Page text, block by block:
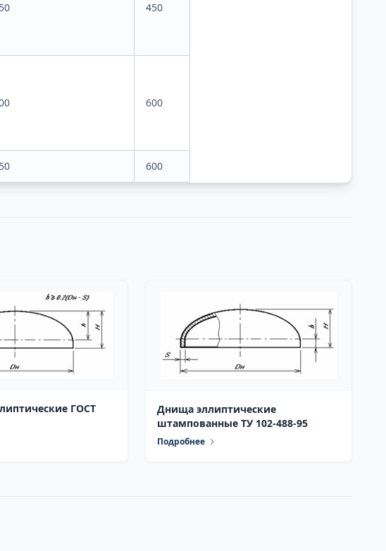
450
600
600
ГОСТ
Днища эллиптические
штампованные ТУ 102-488-95
Подробнее